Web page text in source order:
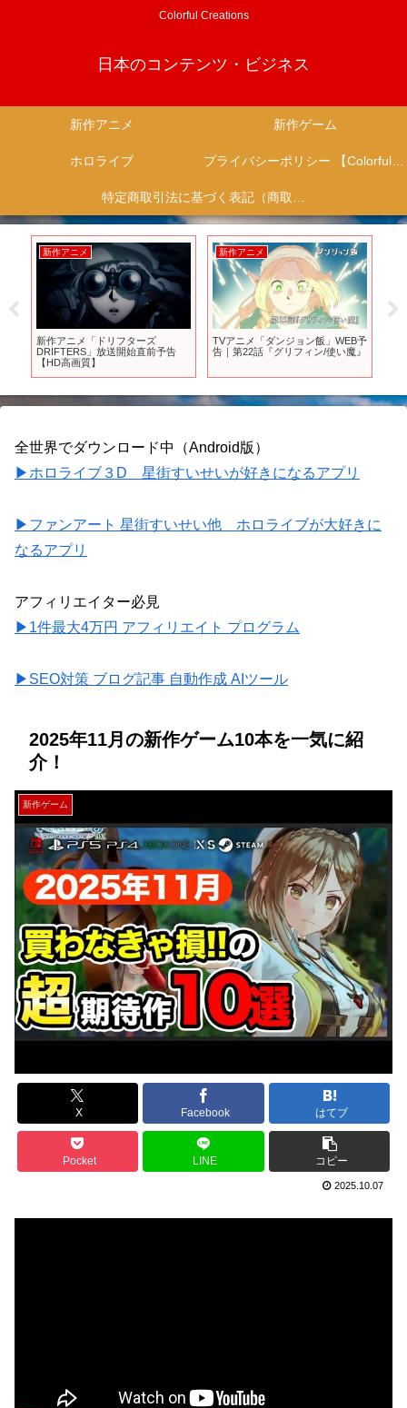
Colorful Creations
日本のコンテンツ・ビジネス
新作アニメ 新作ゲーム
ホロライブ プライバシーポリシー 【Colorful Creation】
特定商取引法に基づく表記（商取引に関する開示）
新作アニメ
新作アニメ「ドリフターズ
DRIFTERS」放送開始直前予告
【HD高画質】
新作アニメ
TVアニメ「ダンジョン飯」WEB予
告｜第22話『グリフィン/使い魔』
全世界でダウンロード中（Android版）
▶ホロライブ３D 星街すいせいが好きになるアプリ
▶ファンアート 星街すいせい他 ホロライブが大好きに
なるアプリ
アフィリエイター必見
▶1件最大4万円 アフィリエイト プログラム
▶SEO対策 ブログ記事 自動作成 AIツール
2025年11月の新作ゲーム10本を一気に紹
介！
新作ゲーム
X Facebook はてブ
Pocket LINE コピー
2025.10.07